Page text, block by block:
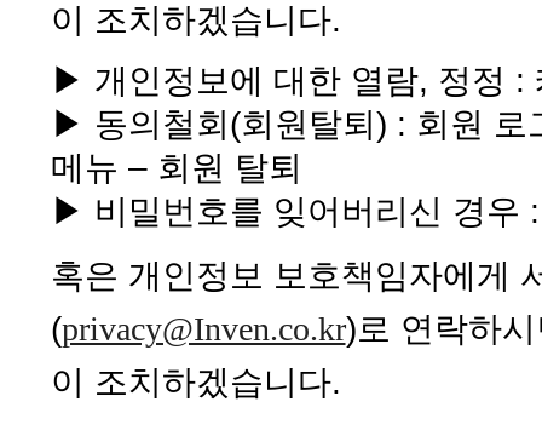
이 조치하겠습니다.
▶ 개인정보에 대한 열람, 정정 :
▶ 동의철회(회원탈퇴) : 회원 로
메뉴 – 회원 탈퇴
▶ 비밀번호를 잊어버리신 경우
혹은 개인정보 보호책임자에게
(privacy@Inven.co.kr)로 연락하
이 조치하겠습니다.